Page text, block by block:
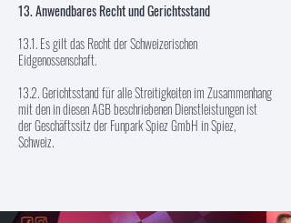
13. Anwendbares Recht und Gerichtsstand
13.1. Es gilt das Recht der Schweizerischen
Eidgenossenschaft.
13.2. Gerichtsstand für alle Streitigkeiten im Zusammenhang
mit den in diesen AGB beschriebenen Dienstleistungen ist
der Geschäftssitz der Funpark Spiez GmbH in Spiez,
Schweiz.